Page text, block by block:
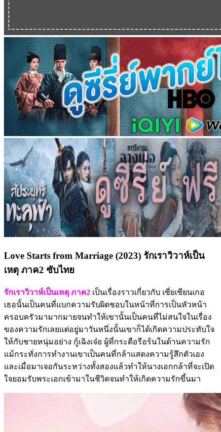
Love Starts from Marriage (2023) รักเราวิวาห์เป็น
เหตุ ภาค2 ซับไทย
รักเราวิวาห์เป็นเหตุ ภาค2 เป็นเรื่องราวเกี่ยวกับ เซี่ยเซียนเกอ
เธอนั้นเป็นคนที่แบกความรับผิดชอบในหน้าที่การเป็นหัวหน้า
ครอบครัวมามากมายจนทำให้เขานั้นเป็นคนที่ไม่สนใจในเรื่อง
ของความรักเลยแต่อยู่มาวันหนึ่งนั้นเขาก็ได้เกิดความประทับใจ
ให้กับชายหนุ่มอย่าง กู้เฉิงเจ๋อ ผู้ที่กระตือรือร้นในด้านความรัก
แม้กระทั่งการทำงานเขาเป็นคนที่กล้าแสดงความรู้สึกตัวเอง
และเมื่อมาเจอกันระหว่างทั้งสองแล้วทำให้นางเอกกล้าที่จะเปิด
ใจยอมรับพระเอกเข้ามาในชีวิตจนทำให้เกิดความรักขึ้นมา